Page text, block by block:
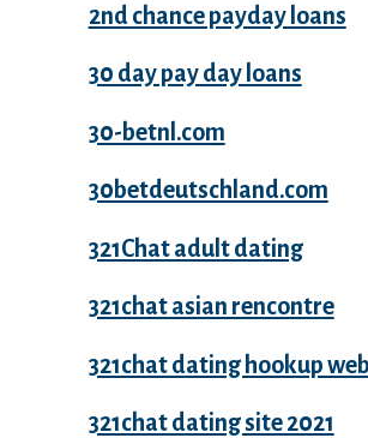
2nd chance payday loans
30 day pay day loans
30-betnl.com
30betdeutschland.com
321Chat adult dating
321chat asian rencontre
321chat dating hookup
321chat dating site 2021